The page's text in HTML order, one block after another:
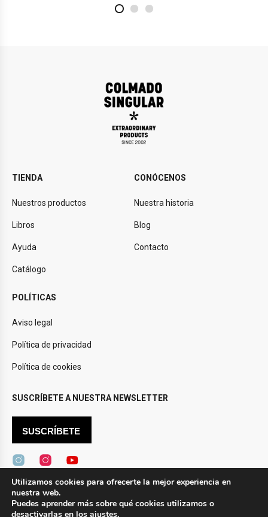
TIENDA
Nuestros productos
Libros
Ayuda
Catálogo
CONÓCENOS
Nuestra historia
Blog
Contacto
POLÍTICAS
Aviso legal
Política de privacidad
Política de cookies
SUSCRÍBETE A NUESTRA NEWSLETTER
SUSCRÍBETE
Design byNovtec
Utilizamos cookies para ofrecerte la mejor experiencia en
nuestra web.
Puedes aprender más sobre qué cookies utilizamos o
desactivarlas en los ajustes.